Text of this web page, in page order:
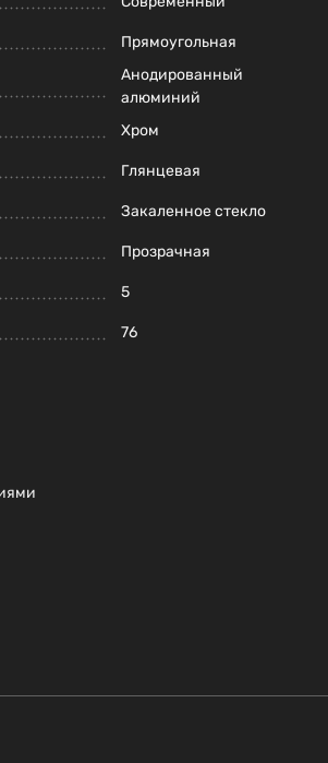
Прямоугольная
Анодированный
алюминий
Хром
Глянцевая
Закаленное стекло
Прозрачная
5
76